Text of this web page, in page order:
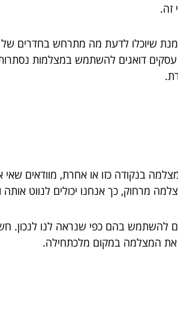
זה.
שיוכלו לדעת מה מתרחש בחדרים של
עסקים דואגים להשתמש במצלמות
בנקודה כזו או אחרת, מוודאים
מרחוק, כך אנחנו יכולים לנווט
להשתמש בהם כפי שנראה לנו
המצלמה במקום מלכתחילה.